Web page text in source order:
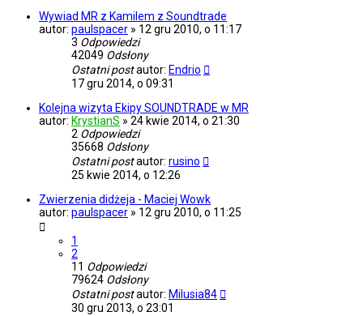
Wywiad MR z Kamilem z Soundtrade
autor: paulspacer » 12 gru 2010, o 11:17
3 Odpowiedzi
42049 Odsłony
Ostatni postautor: Endrio
17 gru 2014, o 09:31
Kolejna wizyta Ekipy SOUNDTRADE w MR
autor: KrystianS » 24 kwie 2014, o 21:30
2 Odpowiedzi
35668 Odsłony
Ostatni postautor: rusino
25 kwie 2014, o 12:26
Zwierzenia didżeja - Maciej Wowk
autor: paulspacer » 12 gru 2010, o 11:25
1
2
11 Odpowiedzi
79624 Odsłony
Ostatni postautor: Milusia84
30 gru 2013, o 23:01